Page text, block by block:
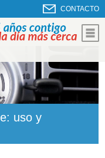
CONTACTO
uso y